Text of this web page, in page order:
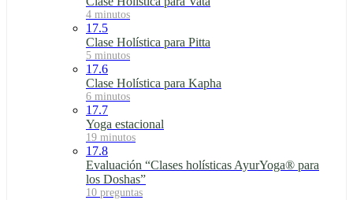
4 minutos
17.5
Clase Holística para Pitta
5 minutos
17.6
Clase Holística para Kapha
6 minutos
17.7
Yoga estacional
19 minutos
17.8
Evaluación “Clases holísticas AyurYoga® para
los Doshas”
10 preguntas